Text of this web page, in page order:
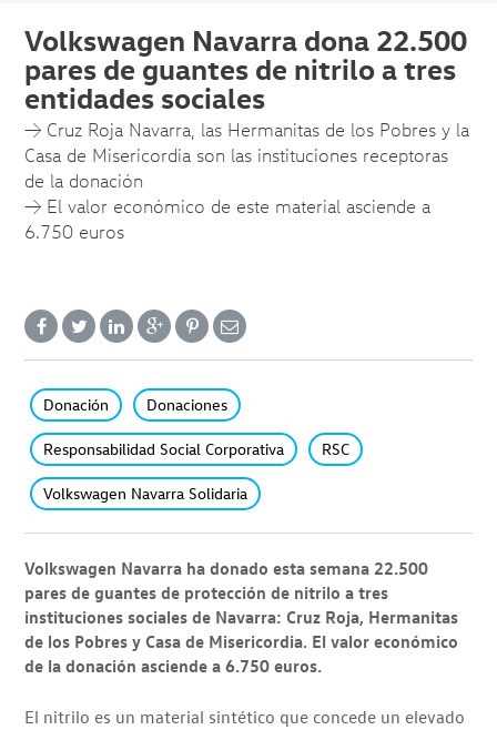
Volkswagen Navarra dona 22.500
pares de guantes de nitrilo a tres
entidades sociales
→ Cruz Roja Navarra, las Hermanitas de los Pobres y la
Casa de Misericordia son las instituciones receptoras
de la donación
→ El valor económico de este material asciende a
6.750 euros
Donación Donaciones
Responsabilidad Social Corporativa RSC
Volkswagen Navarra Solidaria
Volkswagen Navarra ha donado esta semana 22.500
pares de guantes de protección de nitrilo a tres
instituciones sociales de Navarra: Cruz Roja, Hermanitas
de los Pobres y Casa de Misericordia. El valor económico
de la donación asciende a 6.750 euros.
El nitrilo es un material sintético que concede un elevado